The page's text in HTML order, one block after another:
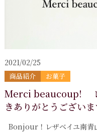
2021/02/25
商品紹介 お菓子
Merci beaucoup! レ
きありがとうございま
Bonjour！レザベイユ南青